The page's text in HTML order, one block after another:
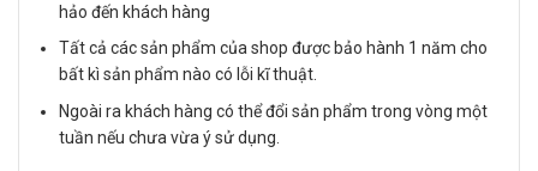
hảo đến khách hàng
Tất cả các sản phẩm của shop được bảo hành 1 năm cho
bất kì sản phẩm nào có lỗi kĩ thuật.
Ngoài ra khách hàng có thể đổi sản phẩm trong vòng một
tuần nếu chưa vừa ý sử dụng.